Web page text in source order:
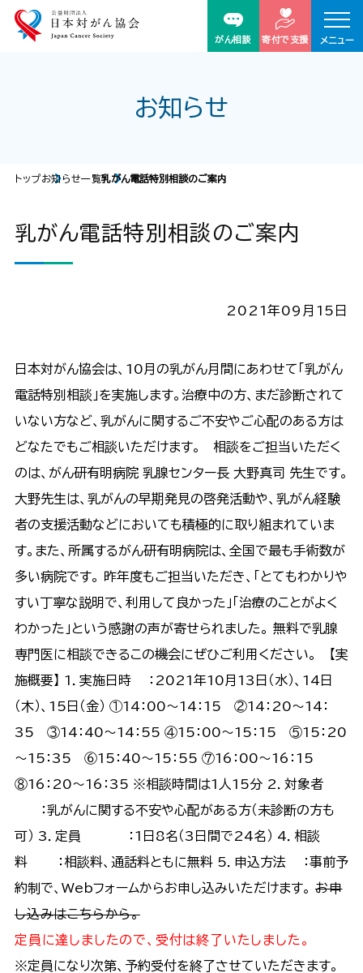
がん相談 寄付で支援 メニュー
お知らせ
トップお知らせ一覧乳がん電話特別相談のご案内
乳がん電話特別相談のご案内
2021年09月15日
日本対がん協会は、10月の乳がん月間にあわせて「乳がん
電話特別相談」を実施します。治療中の方、まだ診断されて
いない方など、乳がんに関するご不安やご心配のある方は
どなたでもご相談いただけます。 相談をご担当いただく
のは、がん研有明病院 乳腺センター長 大野真司 先生です。
大野先生は、乳がんの早期発見の啓発活動や、乳がん経験
者の支援活動などにおいても積極的に取り組まれていま
す。また、所属するがん研有明病院は、全国で最も手術数が
多い病院です。 昨年度もご担当いただき、「とてもわかりや
すい丁寧な説明で、利用して良かった」「治療のことがよく
わかった」という感謝の声が寄せられました。 無料で乳腺
専門医に相談できるこの機会にぜひご利用ください。 【実
施概要】 1．実施日時 ：2021年10月13日（水）、14日
（木）、15日（金） ①14：00～14：15 ②14：20～14：
35 ③14：40～14：55 ④15：00～15：15 ⑤15：20
～15：35 ⑥15：40～15：55 ⑦16：00～16：15
⑧16：20～16：35 ※相談時間は1人15分 2．対象者
：乳がんに関する不安や心配がある方（未診断の方も
可） 3．定員 ：1日8名（3日間で24名） 4．相談
料 ：相談料、通話料ともに無料 5．申込方法 ：事前予
約制で、Webフォームからお申し込みいただけます。 お申
し込みはこちらから。
定員に達しましたので、受付は終了いたしました。
※定員になり次第、予約受付を終了させていただきます。